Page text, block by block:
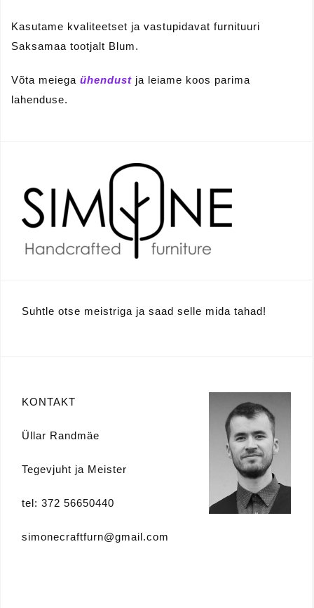
Kasutame kvaliteetset ja vastupidavat furnituuri
Saksamaa tootjalt Blum.
Võta meiega ühendust ja leiame koos parima
lahenduse.
Suhtle otse meistriga ja saad selle mida tahad!
KONTAKT
Üllar Randmäe
Tegevjuht ja Meister
tel: 372 56650440
simonecraftfurn@gmail.com